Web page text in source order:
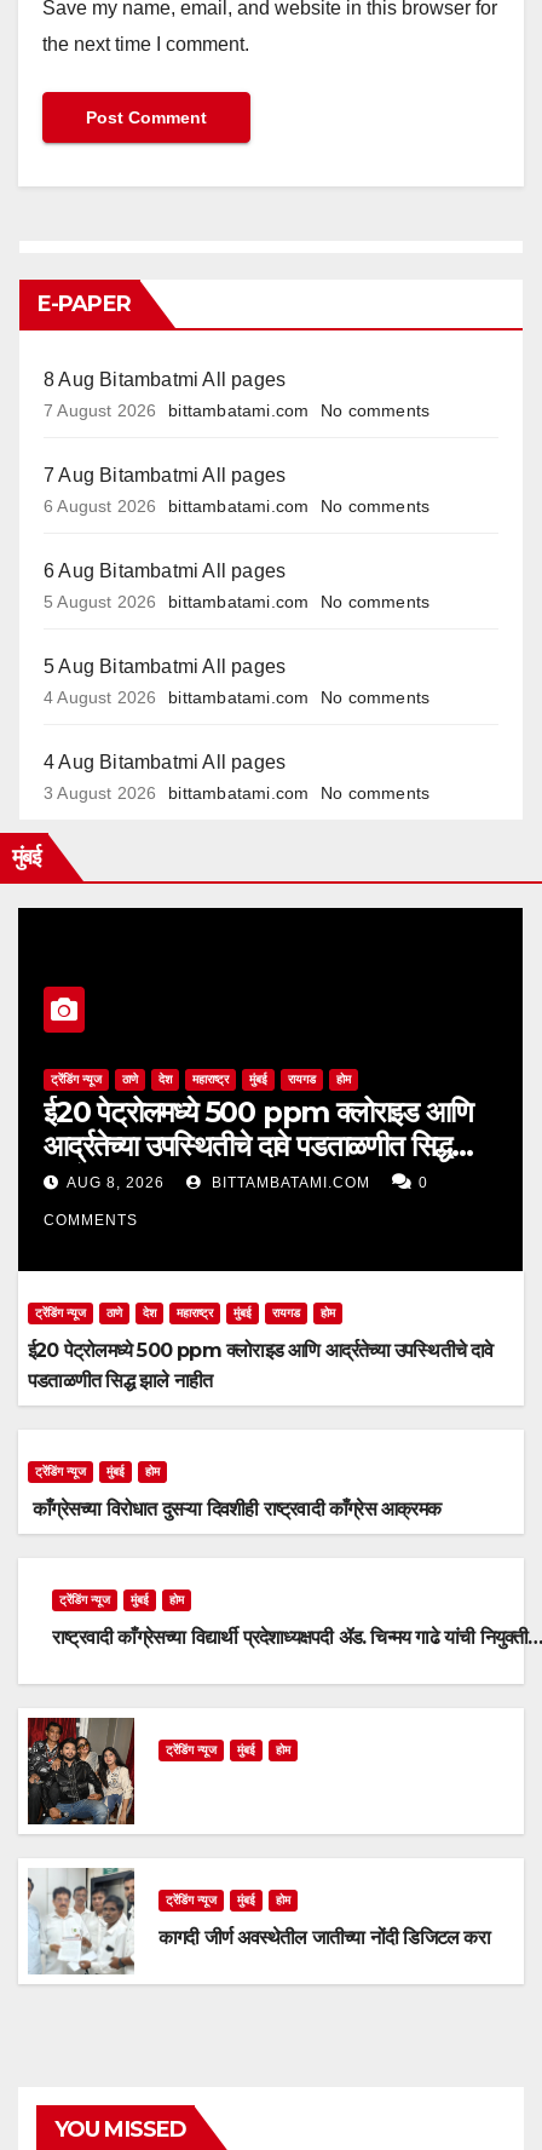
Save my name, email, and website in this browser for
the next time I comment.
E-PAPER
8 Aug Bitambatmi All pages
7 August 2026 bittambatami.com No comments
7 Aug Bitambatmi All pages
6 August 2026 bittambatami.com No comments
6 Aug Bitambatmi All pages
5 August 2026 bittambatami.com No comments
5 Aug Bitambatmi All pages
4 August 2026 bittambatami.com No comments
4 Aug Bitambatmi All pages
3 August 2026 bittambatami.com No comments
मुंबई
ट्रेंडिंग न्यूज ठाणे देश महाराष्ट्र मुंबई रायगड होम
ई20 पेट्रोलमध्ये 500 ppm क्लोराइड आणि
आर्द्रतेच्या उपस्थितीचे दावे पडताळणीत सिद्ध
झाले नाहीत
AUG 8, 2026 BITTAMBATAMI.COM 0
COMMENTS
ट्रेंडिंग न्यूज ठाणे देश महाराष्ट्र मुंबई रायगड होम
ई20 पेट्रोलमध्ये 500 ppm क्लोराइड आणि आर्द्रतेच्या उपस्थितीचे दावे
पडताळणीत सिद्ध झाले नाहीत
ट्रेंडिंग न्यूज मुंबई होम
काँग्रेसच्या विरोधात दुसऱ्या दिवशीही राष्ट्रवादी काँग्रेस आक्रमक
ट्रेंडिंग न्यूज मुंबई होम
राष्ट्रवादी काँग्रेसच्या विद्यार्थी प्रदेशाध्यक्षपदी ॲड. चिन्मय गाढे यांची नियुक्ती…
ट्रेंडिंग न्यूज मुंबई होम
ट्रेंडिंग न्यूज मुंबई होम
कागदी जीर्ण अवस्थेतील जातीच्या नोंदी डिजिटल करा
YOU MISSED